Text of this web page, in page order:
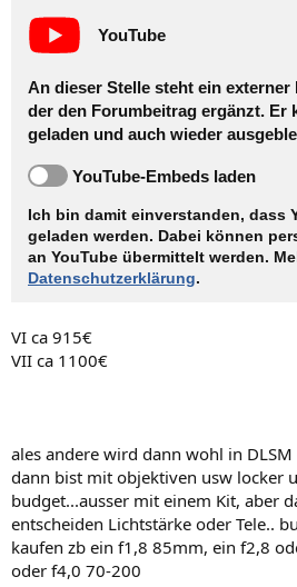
YouTube
An dieser Stelle steht ein externer
der den Forumbeitrag ergänzt. Er
geladen und auch wieder
YouTube-Embeds laden
Ich bin damit einverstanden, dass
geladen werden. Dabei können
an YouTube übermittelt werden.
Datenschutzerklärung.
VI ca 915€
VII ca 1100€
ales andere wird dann wohl in
dann bist mit objektiven usw locker
budget...ausser mit einem Kit, aber
entscheiden Lichtstärke oder Tele..
kaufen zb ein f1,8 85mm, ein f2,8
oder f4,0 70-200